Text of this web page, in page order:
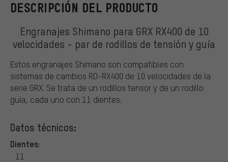
DESCRIPCIÓN DEL PRODUCTO
Engranajes Shimano para GRX RX400 de 10
velocidades - par de rodillos de tensión y guía
Estos engranajes Shimano son compatibles con
sistemas de cambios RD-RX400 de 10 velocidades de la
serie GRX. Se trata de un rodillos tensor y de un rodillo
guía, cada uno con 11 dientes.
Datos técnicos:
Dientes:
11